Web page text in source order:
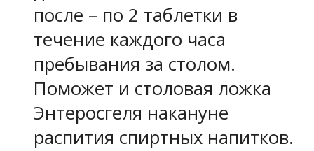
после – по 2 таблетки в
течение каждого часа
пребывания за столом.
Поможет и столовая ложка
Энтеросгеля накануне
распития спиртных напитков.